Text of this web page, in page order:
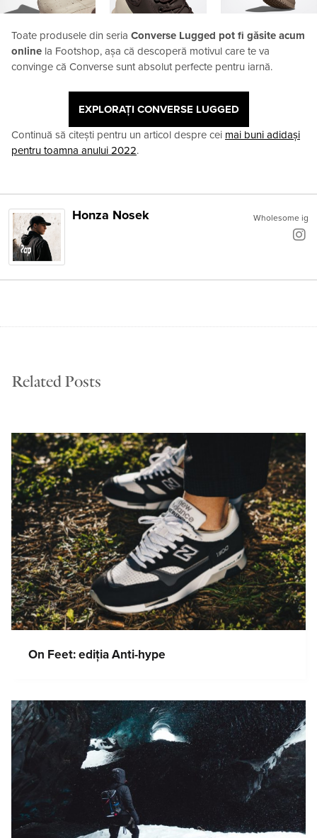
Toate produsele din seria Converse Lugged pot fi găsite acum
online la Footshop, așa că descoperă motivul care te va
convinge că Converse sunt absolut perfecte pentru iarnă.
EXPLORAȚI CONVERSE LUGGED
Continuă să citești pentru un articol despre cei mai buni adidași
pentru toamna anului 2022.
Wholesome ig
Honza Nosek
Related Posts
On Feet: ediția Anti-hype